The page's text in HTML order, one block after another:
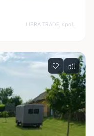
čo vytvára možnosť
LIBRA TRADE, spol.s.r.o.